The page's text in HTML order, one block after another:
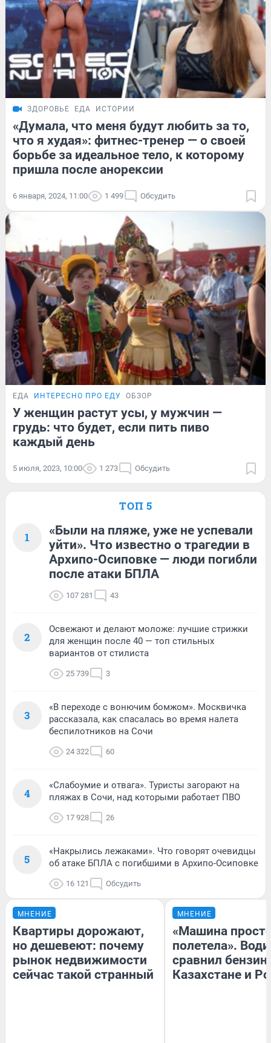
ЗДОРОВЬЕ ЕДА ИСТОРИИ
«Думала, что меня будут любить за то,
что я худая»: фитнес-тренер — о своей
борьбе за идеальное тело, к которому
пришла после анорексии
6 января, 2024, 11:00 1 499 Обсудить
ЕДА ИНТЕРЕСНО ПРО ЕДУ ОБЗОР
У женщин растут усы, у мужчин —
грудь: что будет, если пить пиво
каждый день
5 июля, 2023, 10:00 1 273 Обсудить
ТОП 5
1
«Были на пляже, уже не успевали
уйти». Что известно о трагедии в
Архипо-Осиповке — люди погибли
после атаки БПЛА
107 281 43
2
Освежают и делают моложе: лучшие стрижки
для женщин после 40 — топ стильных
вариантов от стилиста
25 739 3
3
«В переходе с вонючим бомжом». Москвичка
рассказала, как спасалась во время налета
беспилотников на Сочи
24 322 60
4
«Слабоумие и отвага». Туристы загорают на
пляжах в Сочи, над которыми работает ПВО
17 928 26
5
«Накрылись лежаками». Что говорят очевидцы
об атаке БПЛА с погибшими в Архипо-Осиповке
16 121 Обсудить
МНЕНИЕ
Квартиры дорожают,
но дешевеют: почему
рынок недвижимости
сейчас такой странный
МНЕНИЕ
«Машина
полетела».
сравнил бензин
Казахстане и